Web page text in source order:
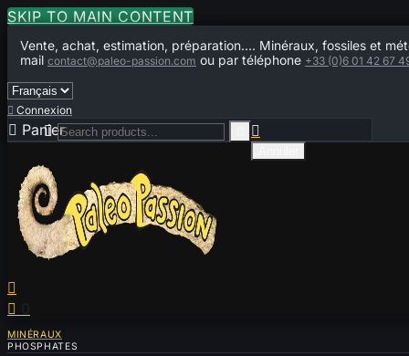
SKIP TO MAIN CONTENT
Vente, achat, estimation, préparation.... Minéraux, fossiles et
mail contact@paleo-passion.com ou par téléphone +33 (0)6 01 42 67
 Connexion
 Panier 0


 
MINÉRAUX
PHOSPHATES